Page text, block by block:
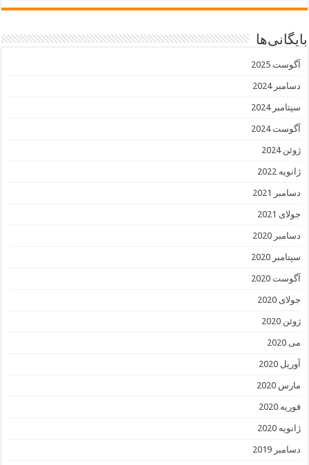
بایگانی‌ها
آگوست 2025
دسامبر 2024
سپتامبر 2024
آگوست 2024
ژوئن 2024
ژانویه 2022
دسامبر 2021
جولای 2021
دسامبر 2020
سپتامبر 2020
آگوست 2020
جولای 2020
ژوئن 2020
می 2020
آوریل 2020
مارس 2020
فوریه 2020
ژانویه 2020
دسامبر 2019